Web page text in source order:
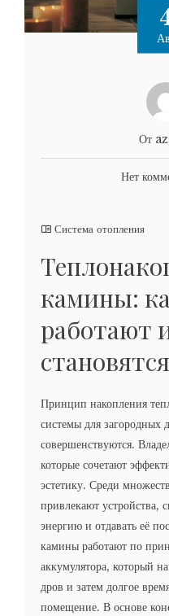
От
Нет
Система отопления
камины:
работают
Принцип накопления
системы для загородных
совершенствуются.
которые сочетают
эстетику. Среди
привлекают устройства,
энергию и отдавать её
камины работают по
аккумулятора, который
дров и затем долгое
помещение. В основе